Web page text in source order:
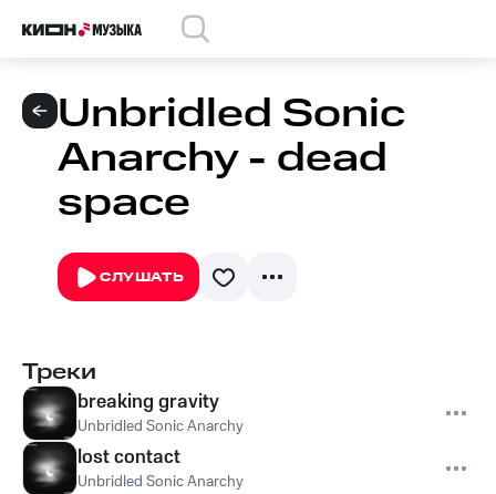
Unbridled Sonic
Anarchy - dead
space
СЛУШАТЬ
Треки
breaking gravity
Unbridled Sonic Anarchy
lost contact
Unbridled Sonic Anarchy